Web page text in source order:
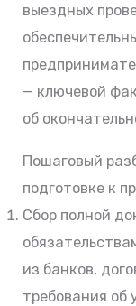
выездных
— ключевой
об
Пошаговый
подготовке к
Сбор полной
из банков,
требования об